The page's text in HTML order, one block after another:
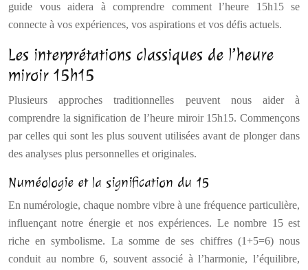
guide vous aidera à comprendre comment l’heure 15h15 se
connecte à vos expériences, vos aspirations et vos défis actuels.
Les interprétations classiques de l’heure
miroir 15h15
Plusieurs approches traditionnelles peuvent nous aider à
comprendre la signification de l’heure miroir 15h15. Commençons
par celles qui sont les plus souvent utilisées avant de plonger dans
des analyses plus personnelles et originales.
Numéologie et la signification du 15
En numérologie, chaque nombre vibre à une fréquence particulière,
influençant notre énergie et nos expériences. Le nombre 15 est
riche en symbolisme. La somme de ses chiffres (1+5=6) nous
conduit au nombre 6, souvent associé à l’harmonie, l’équilibre,